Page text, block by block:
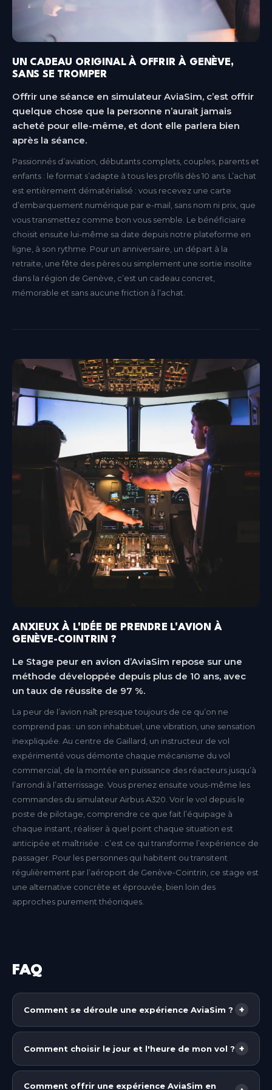
UN CADEAU ORIGINAL À OFFRIR À GENÈVE,
SANS SE TROMPER
Offrir une séance en simulateur AviaSim, c’est offrir
quelque chose que la personne n’aurait jamais
acheté pour elle-même, et dont elle parlera bien
après la séance.
Passionnés d’aviation, débutants complets, couples, parents et
enfants : le format s’adapte à tous les profils dès 10 ans. L’achat
est entièrement dématérialisé : vous recevez une carte
d’embarquement numérique par e-mail, sans nom ni prix, que
vous transmettez comme bon vous semble. Le bénéficiaire
choisit ensuite lui-même sa date depuis notre plateforme en
ligne, à son rythme. Pour un anniversaire, un départ à la
retraite, une fête des pères ou simplement une sortie insolite
dans la région de Genève, c’est un cadeau concret,
mémorable et sans aucune friction à l’achat.
ANXIEUX À L'IDÉE DE PRENDRE L'AVION À
GENÈVE-COINTRIN ?
Le Stage peur en avion d’AviaSim repose sur une
méthode développée depuis plus de 10 ans, avec
un taux de réussite de 97 %.
La peur de l’avion naît presque toujours de ce qu’on ne
comprend pas : un son inhabituel, une vibration, une sensation
inexpliquée. Au centre de Gaillard, un instructeur de vol
expérimenté vous démonte chaque mécanisme du vol
commercial, de la montée en puissance des réacteurs jusqu’à
l’arrondi à l’atterrissage. Vous prenez ensuite vous-même les
commandes du simulateur Airbus A320. Voir le vol depuis le
poste de pilotage, comprendre ce que fait l’équipage à
chaque instant, réaliser à quel point chaque situation est
anticipée et maîtrisée : c’est ce qui transforme l’expérience de
passager. Pour les personnes qui habitent ou transitent
régulièrement par l’aéroport de Genève-Cointrin, ce stage est
une alternative concrète et éprouvée, bien loin des
approches purement théoriques.
FAQ
Comment se déroule une expérience AviaSim ? +
Chez AviaSim, vous prenez place dans un cockpit
grandeur nature, réplique exacte de l'appareil que
ligne partout en France et, selon les centres,
Comment choisir le jour et l'heure de mon vol ? +
Chez AviaSim, vous n'avez pas besoin de fixer une
date au moment de l'achat. Dès votre commande
Comment offrir une expérience AviaSim en